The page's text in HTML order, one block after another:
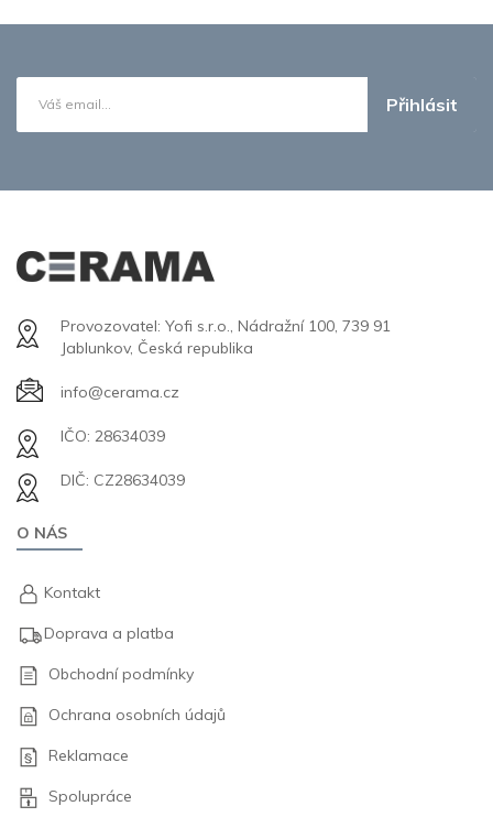
Přihlásit
Provozovatel: Yofi s.r.o., Nádražní 100, 739 91
Jablunkov, Česká republika
info@cerama.cz
IČO: 28634039
DIČ: CZ28634039
O NÁS
Kontakt
Doprava a platba
Obchodní podmínky
Ochrana osobních údajů
Reklamace
Spolupráce